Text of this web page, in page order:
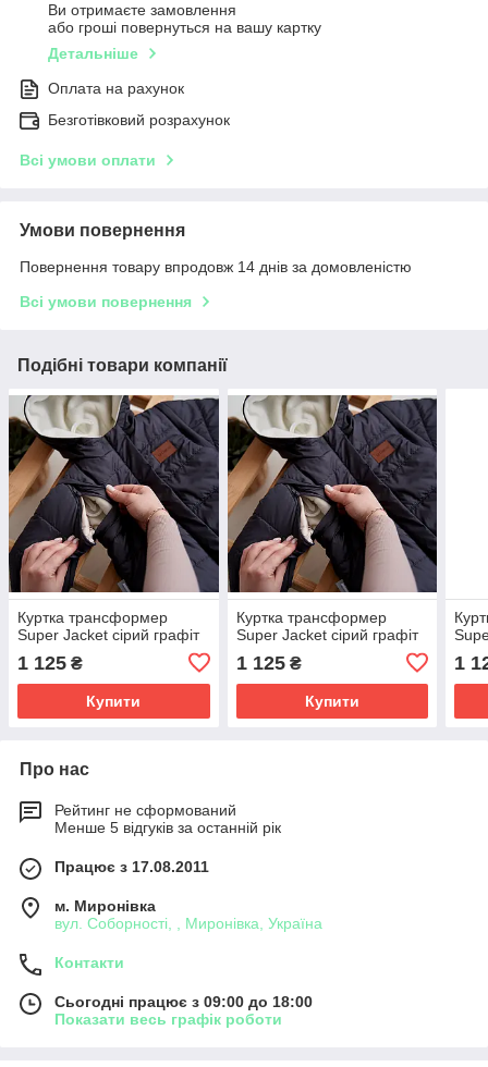
Ви отримаєте замовлення
або гроші повернуться на вашу картку
Детальніше
Оплата на рахунок
Безготівковий розрахунок
Всі умови оплати
Умови повернення
Повернення товару впродовж 14 днів за домовленістю
Всі умови повернення
Подібні товари компанії
Куртка трансформер
Super Jacket сірий графіт
1 125 ₴
Купити
Куртка трансформер
Super Jacket сірий графіт
1 125₴
Купити
1
Про нас
Рейтинг не сформований
Менше 5 відгуків за останній рік
Працює з 17.08.2011
м. Миронівка
вул. Соборності, , Миронівка, Україна
Контакти
Сьогодні працює з 09:00 до 18:00
Показати весь графік роботи